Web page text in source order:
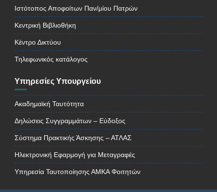
Ιστότοπος Αποφοίτων Παν/μίου Πατρών
Κεντρική Βιβλιοθήκη
Κέντρο Δικτύου
Τηλεφωνικός κατάλογος
Υπηρεσίες Υπουργείου
Ακαδημαϊκή Ταυτότητα
Δηλώσεις Συγγραμμάτων – Εύδοξος
Σύστημα Πρακτικής Άσκησης – ΑΤΛΑΣ
Ηλεκτρονική Εφαρμογή για Μεταγραφές
Υπηρεσία Ταυτοποίησης ΑΜΚΑ Φοιτητών